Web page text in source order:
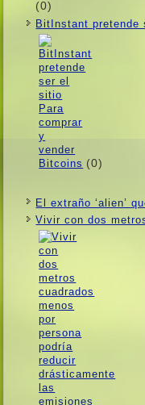
(0)
BitInstant pretende
(0)
El extraño ‘alien’
Vivir con dos